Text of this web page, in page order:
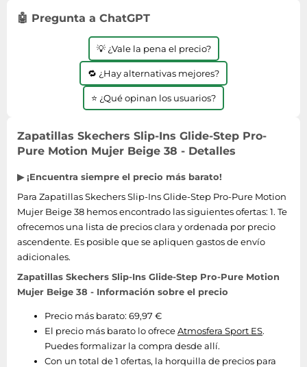
Ropa deportiva y outdoor
Tiendas de campaña
Zapatillas de tenis
Zapatillas deportivas
Perfumes de mujer
Perfumes unisex
Placer y anticoncepción
Productos de higiene corporal
Productos para baño y ducha
Sets de belleza
Tratamientos faciales
Media
Monitores y pantallas ordenador
Máquinas de afeitar
Ordenadores portátiles
Placas de cocina
Radios
Secadoras
Sonido y alta fidelidad
TV, vídeo y DVD
Tablets
Telecomunicaciones
Televisores
Vehículos a escala
Relojes
Relojes de pulsera
Tejer y crochet
Zapatillas de atletismo
Zapatos
Zapatos de invierno
Zapatos mujer
🤖 Pregunta a ChatGPT
💡 ¿Vale la pena el precio?
🔁 ¿Hay alternativas mejores?
⭐ ¿Qué opinan los usuarios?
Zapatillas Skechers Slip-Ins Glide-Step Pro-
Pure Motion Mujer Beige 38 - Detalles
▶ ¡Encuentra siempre el precio más barato!
Para Zapatillas Skechers Slip-Ins Glide-Step Pro-Pure Motion
Mujer Beige 38 hemos encontrado las siguientes ofertas: 1. Te
ofrecemos una lista de precios clara y ordenada por precio
ascendente. Es posible que se apliquen gastos de envío
adicionales.
Zapatillas Skechers Slip-Ins Glide-Step Pro-Pure Motion
Mujer Beige 38 - Información sobre el precio
Precio más barato: 69,97 €
El precio más barato lo ofreceAtmosfera Sport ES.
Puedes formalizar la compra desde allí.
Con un total de 1 ofertas, la horquilla de precios para